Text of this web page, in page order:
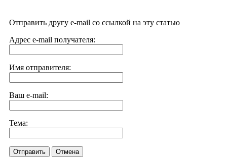
Отправить другу e-mail со ссылкой на эту статью
Адрес e-mail получателя:
Имя отправителя:
Ваш e-mail:
Тема:
Отправить Отмена